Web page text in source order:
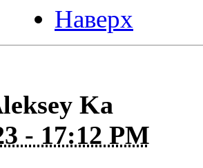
Наверх
Ka
- 17:12 PM